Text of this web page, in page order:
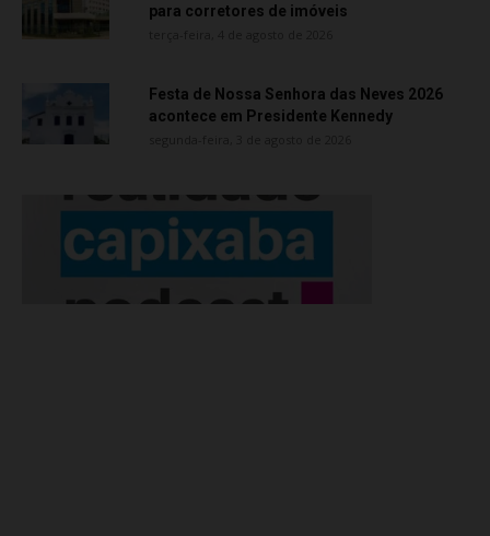
para corretores de imóveis
Festa de Nossa Senhora das Neves 2026
acontece em Presidente Kennedy